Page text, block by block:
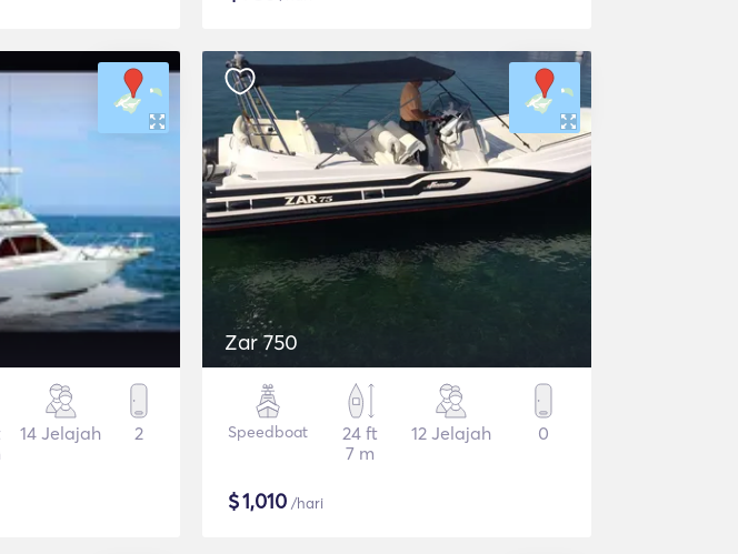
14 Jelajah 2
Zar 750
Speedboat
24 ft
7 m
12 Jelajah 0
$1,010 /hari